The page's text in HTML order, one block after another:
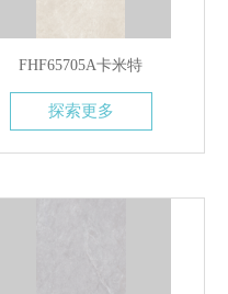
FHF65705A卡米特
探索更多